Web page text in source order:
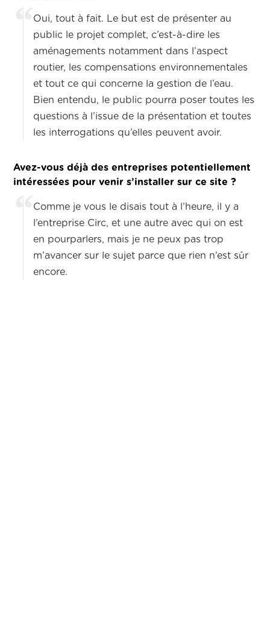
Oui, tout à fait. Le but est de présenter au
public le projet complet, c’est-à-dire les
aménagements notamment dans l’aspect
routier, les compensations environnementales
et tout ce qui concerne la gestion de l’eau.
Bien entendu, le public pourra poser toutes les
questions à l’issue de la présentation et toutes
les interrogations qu’elles peuvent avoir.
Avez-vous déjà des entreprises potentiellement
intéressées pour venir s’installer sur ce site ?
Comme je vous le disais tout à l’heure, il y a
l’entreprise Circ, et une autre avec qui on est
en pourparlers, mais je ne peux pas trop
m’avancer sur le sujet parce que rien n’est sûr
encore.